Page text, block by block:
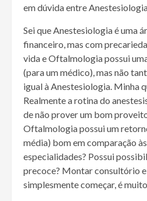
em dúvida entre
Sei que Anestesiologia é uma
financeiro, mas com
vida e Oftalmologia possui
(para um médico), mas não
igual à Anestesiologia. Minha
Realmente a rotina do
de não prover um bom
Oftalmologia possui um
média) bom em comparação
especialidades? Possui
precoce? Montar consultório
simplesmente começar, é